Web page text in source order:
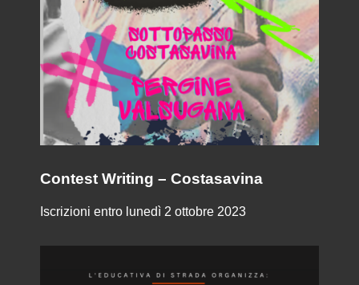
Contest Writing – Costasavina
Iscrizioni entro lunedì 2 ottobre 2023